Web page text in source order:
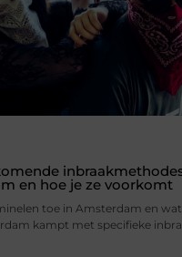
en hoe je ze voorkomt
toe in Amsterdam en
kampt met specifieke